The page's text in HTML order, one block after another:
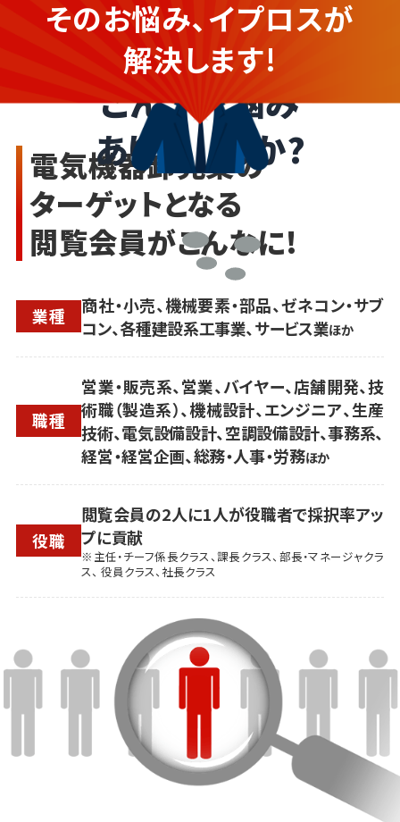
電気機器卸売業の
企業さま
こんなお悩み
ありませんか?
ノウハウがなく不安･･･
そのお悩み、イプロスが
解決します!
電気機器卸売業の
ターゲットとなる
閲覧会員がこんなに!
業種
商社・小売、機械要素・部品、ゼネコン・サブ
コン、各種建設系工事業、サービス業ほか
職種
営業・販売系、営業、バイヤー、店舗開発、技
術職（製造系）、機械設計、エンジニア、生産
技術、電気設備設計、空調設備設計、事務系、
経営・経営企画、総務・人事・労務ほか
役職
閲覧会員の2人に1人が役職者で採択率アッ
プに貢献
※主任・チーフ係長クラス、課長クラス、部長・マネージャクラ
ス、 役員クラス、社長クラス